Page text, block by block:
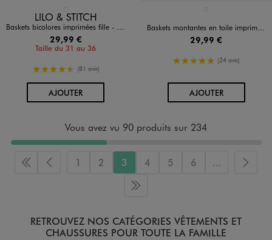
Disponible en 1 coloris
LILO & STITCH
Baskets bicolores imprimées fille - Stitch
29,99 €
Taille du 31 au 36
4.5/5 de moyenne
(81 avis)
AJOUTERAU PANIER
Baskets montantes en toile imprimée Stella fille - La Pat'Patrouille
29,99 €
5/5 de moyenne
(24 avis)
AJOUTERAU PANIER
Vous avez vu 90 produits sur 234
Première page
Page précédente
1 2 3 4 5 6 ...
Page
Dernière page
RETROUVEZ NOS CATÉGORIES VÊTEMENTS ET
CHAUSSURES POUR TOUTE LA FAMILLE